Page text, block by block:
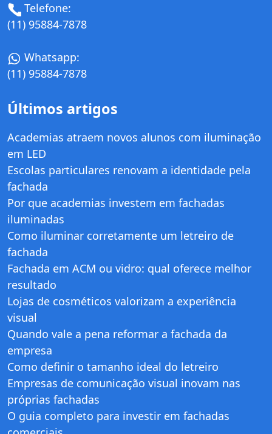
Telefone:
(11) 95884-7878
Whatsapp:
(11) 95884-7878
Últimos artigos
Academias atraem novos alunos com iluminação
em LED
Escolas particulares renovam a identidade pela
fachada
Por que academias investem em fachadas
iluminadas
Como iluminar corretamente um letreiro de
fachada
Fachada em ACM ou vidro: qual oferece melhor
resultado
Lojas de cosméticos valorizam a experiência
visual
Quando vale a pena reformar a fachada da
empresa
Como definir o tamanho ideal do letreiro
Empresas de comunicação visual inovam nas
próprias fachadas
O guia completo para investir em fachadas